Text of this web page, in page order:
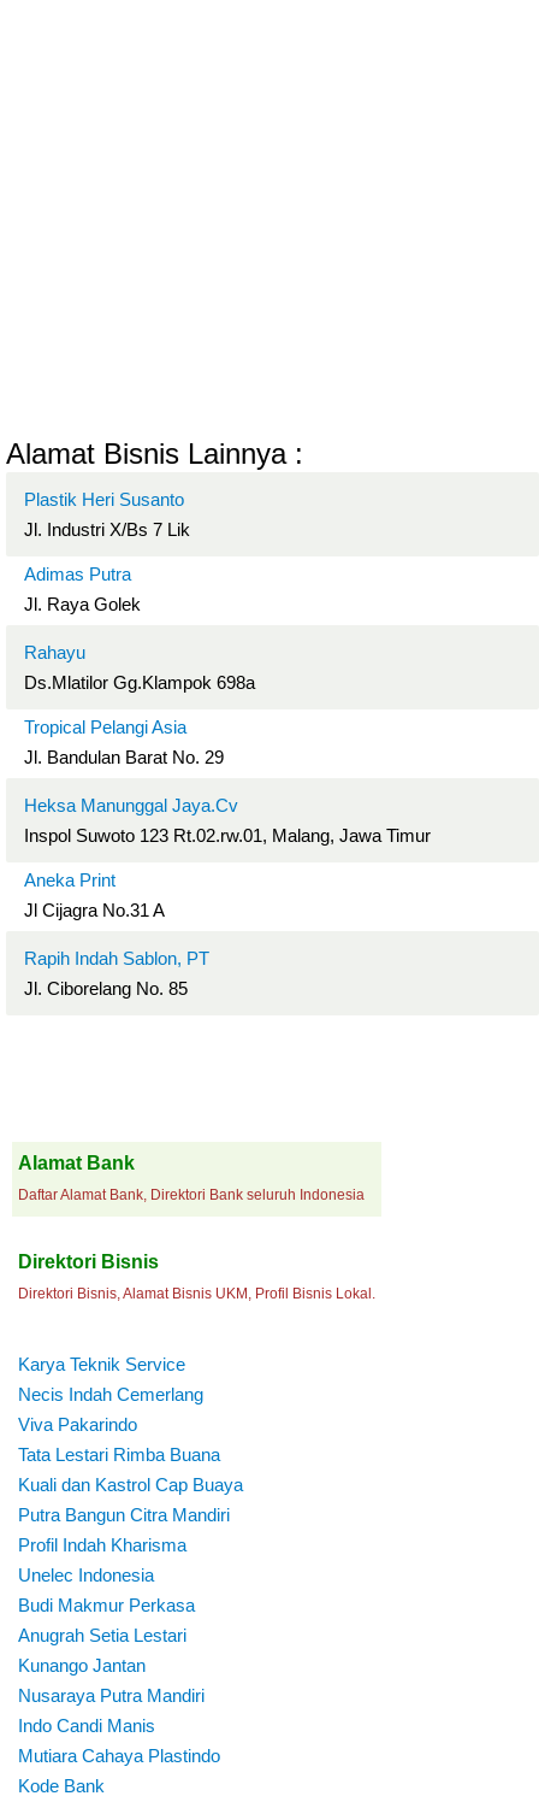
Alamat Bisnis Lainnya :
Plastik Heri Susanto
Jl. Industri X/Bs 7 Lik
Adimas Putra
Jl. Raya Golek
Rahayu
Ds.Mlatilor Gg.Klampok 698a
Tropical Pelangi Asia
Jl. Bandulan Barat No. 29
Heksa Manunggal Jaya.Cv
Inspol Suwoto 123 Rt.02.rw.01, Malang, Jawa Timur
Aneka Print
Jl Cijagra No.31 A
Rapih Indah Sablon, PT
Jl. Ciborelang No. 85
Alamat Bank
Daftar Alamat Bank, Direktori Bank seluruh Indonesia
Direktori Bisnis
Direktori Bisnis, Alamat Bisnis UKM, Profil Bisnis Lokal.
Karya Teknik Service
Necis Indah Cemerlang
Viva Pakarindo
Tata Lestari Rimba Buana
Kuali dan Kastrol Cap Buaya
Putra Bangun Citra Mandiri
Profil Indah Kharisma
Unelec Indonesia
Budi Makmur Perkasa
Anugrah Setia Lestari
Kunango Jantan
Nusaraya Putra Mandiri
Indo Candi Manis
Mutiara Cahaya Plastindo
Kode Bank